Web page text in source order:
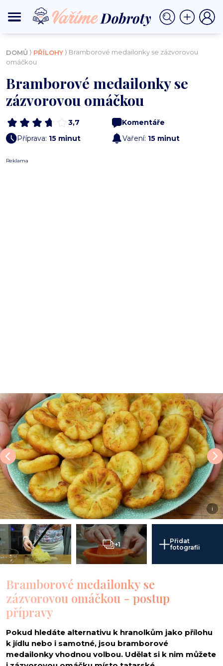
DOMŮ ⟩ PŘÍLOHY ⟩ Bramborové medailonky se zázvorovou
omáčkou
Bramborové medailonky se
zázvorovou omáčkou
3,7
Komentáře
Příprava: 15 minut Vaření: 15 minut
Reklama
i
+1
Přidat
fotografii
Bramborové medailonky se
zázvorovou omáčkou - postup
přípravy
Pokud hledáte alternativu k hranolkům jako přílohu
k jídlu nebo i samotné, jsou bramborové
medailonky vhodnou volbou. Udělat si k nim můžete